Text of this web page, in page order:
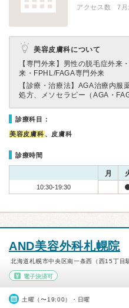
アクセス数 7月:
美容皮膚科について
【専門外来】 男性の脱毛症外来
来・FPHL/FAGA専門外来
【診療・治療法】 AGA治療内服
処方、メソセラピー（AGA・
診療科目：
美容皮膚科 、皮膚科
診療時間
月
10:30-19:30
AND美容外科札幌院
北海道札幌市中央区南一条西（西15丁目
電子決済可
土曜（〜19:00）・日曜